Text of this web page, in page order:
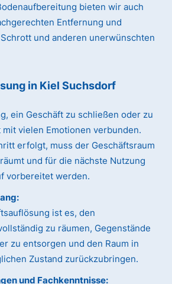
bieten wir auch
Entfernung und
und anderen unerwünschten
in Kiel Suchsdorf
ein Geschäft zu schließen oder zu
vielen Emotionen verbunden.
erfolgt, muss der Geschäftsraum
und für die nächste Nutzung
vorbereitet werden.
ist es, den
zu räumen, Gegenstände
zu entsorgen und den Raum in
Zustand zurückzubringen.
und Fachkenntnisse: